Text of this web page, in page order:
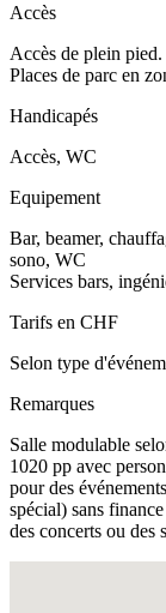
Accès
Accès de plein pied.
Places de parc en
Handicapés
Accès, WC
Equipement
Bar, beamer,
sono, WC
Services bars,
Tarifs en CHF
Selon type
Remarques
Salle modulable
1020 pp avec
pour des
spécial) sans
des concerts ou des